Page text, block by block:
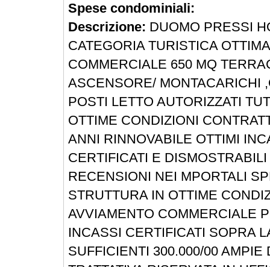
Spese condominiali:
Descrizione: DUOMO PRESSI
CATEGORIA TURISTICA
COMMERCIALE 650 MQ
ASCENSORE/ MONTACARICHI
POSTI LETTO AUTORIZZATI
OTTIME CONDIZIONI
ANNI RINNOVABILE OTTIMI
CERTIFICATI E
RECENSIONI NEI MPORTALI
STRUTTURA IN OTTIME
AVVIAMENTO COMMERCIALE
INCASSI CERTIFICATI SOPRA
SUFFICIENTI 300.000/00 AMPIE